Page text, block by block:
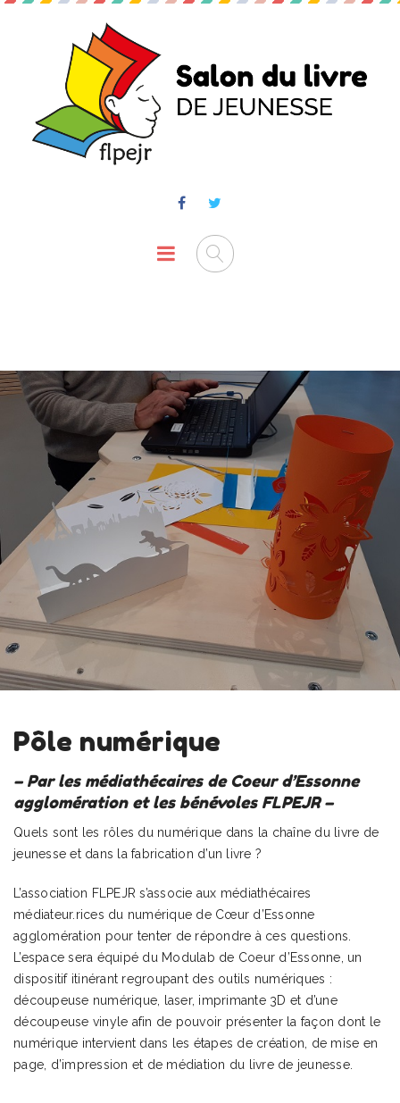
Pôle numérique
– Par les médiathécaires de Coeur d’Essonne
agglomération et les bénévoles FLPEJR –
Quels sont les rôles du numérique dans la chaîne du livre de
jeunesse et dans la fabrication d’un livre ?
L’association FLPEJR s’associe aux médiathécaires
médiateur.rices du numérique de Cœur d’Essonne
agglomération pour tenter de répondre à ces questions.
L’espace sera équipé du Modulab de Coeur d’Essonne, un
dispositif itinérant regroupant des outils numériques :
découpeuse numérique, laser, imprimante 3D et d’une
découpeuse vinyle afin de pouvoir présenter la façon dont le
numérique intervient dans les étapes de création, de mise en
page, d’impression et de médiation du livre de jeunesse.